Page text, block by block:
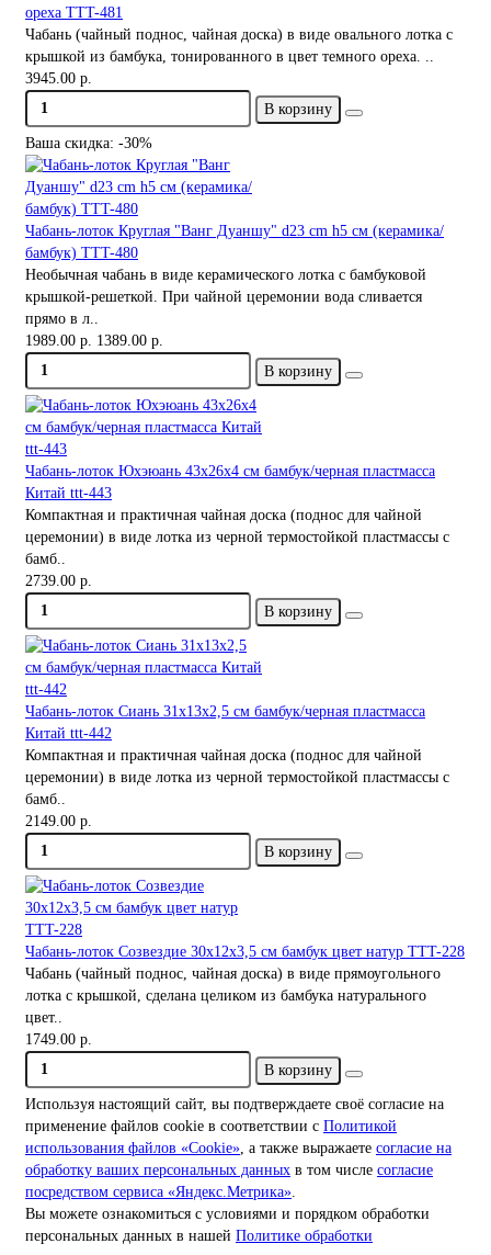
ореха TTT-481
Чабань (чайный поднос, чайная доска) в виде овального лотка с
крышкой из бамбука, тонированного в цвет темного ореха. ..
3945.00 р.
В корзину
Ваша скидка: -30%
Чабань-лоток Круглая "Ванг Дуаншу" d23 cm h5 см (керамика/
бамбук) TTT-480
Необычная чабань в виде керамического лотка с бамбуковой
крышкой-решеткой. При чайной церемонии вода сливается
прямо в л..
1989.00 р. 1389.00 р.
В корзину
Чабань-лоток Юхэюань 43х26х4 см бамбук/черная пластмасса
Китай ttt-443
Компактная и практичная чайная доска (поднос для чайной
церемонии) в виде лотка из черной термостойкой пластмассы с
бамб..
2739.00 р.
В корзину
Чабань-лоток Сиань 31х13х2,5 см бамбук/черная пластмасса
Китай ttt-442
Компактная и практичная чайная доска (поднос для чайной
церемонии) в виде лотка из черной термостойкой пластмассы с
бамб..
2149.00 р.
В корзину
Чабань-лоток Созвездие 30х12х3,5 см бамбук цвет натур TTT-228
Чабань (чайный поднос, чайная доска) в виде прямоугольного
лотка с крышкой, сделана целиком из бамбука натурального
цвет..
1749.00 р.
В корзину
Используя настоящий сайт, вы подтверждаете своё согласие на
применение файлов cookie в соответствии с Политикой
использования файлов «Cookie» , а также выражаете согласие на
обработку ваших персональных данных в том числе согласие
посредством сервиса «Яндекс.Метрика»
Вы можете ознакомиться с условиями и порядком обработки
персональных данных в нашей Политике обработки